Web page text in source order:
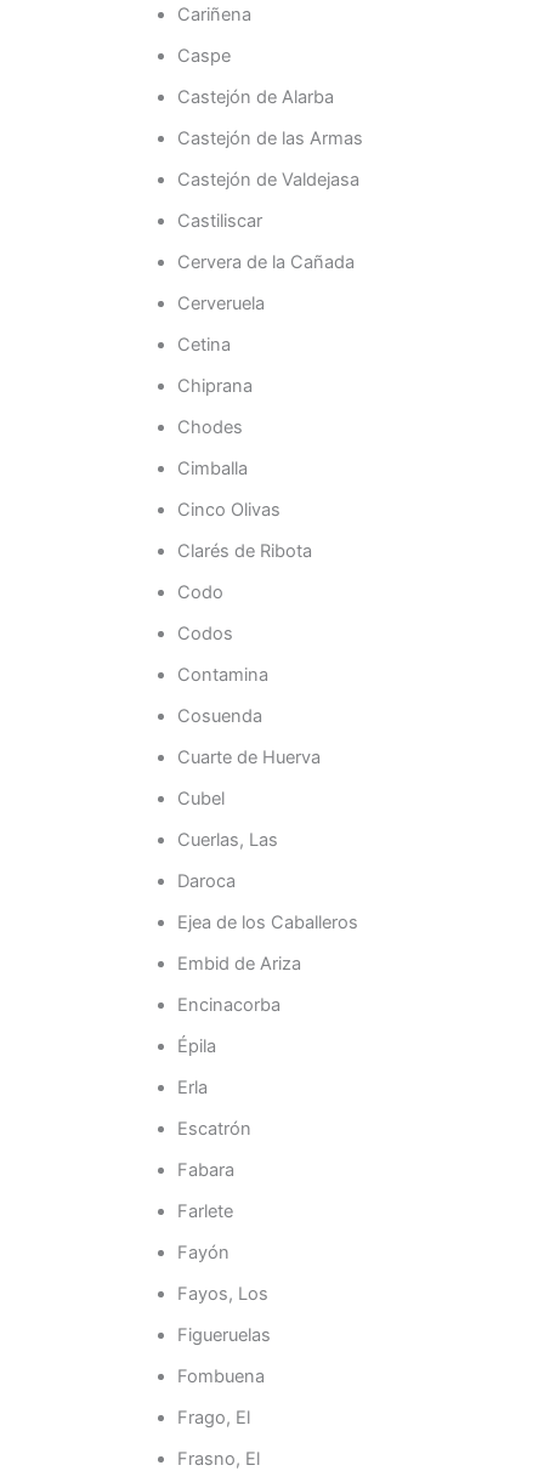
Cariñena
Caspe
Castejón de Alarba
Castejón de las Armas
Castejón de Valdejasa
Castiliscar
Cervera de la Cañada
Cerveruela
Cetina
Chiprana
Chodes
Cimballa
Cinco Olivas
Clarés de Ribota
Codo
Codos
Contamina
Cosuenda
Cuarte de Huerva
Cubel
Cuerlas, Las
Daroca
Ejea de los Caballeros
Embid de Ariza
Encinacorba
Épila
Erla
Escatrón
Fabara
Farlete
Fayón
Fayos, Los
Figueruelas
Fombuena
Frago, El
Frasno, El